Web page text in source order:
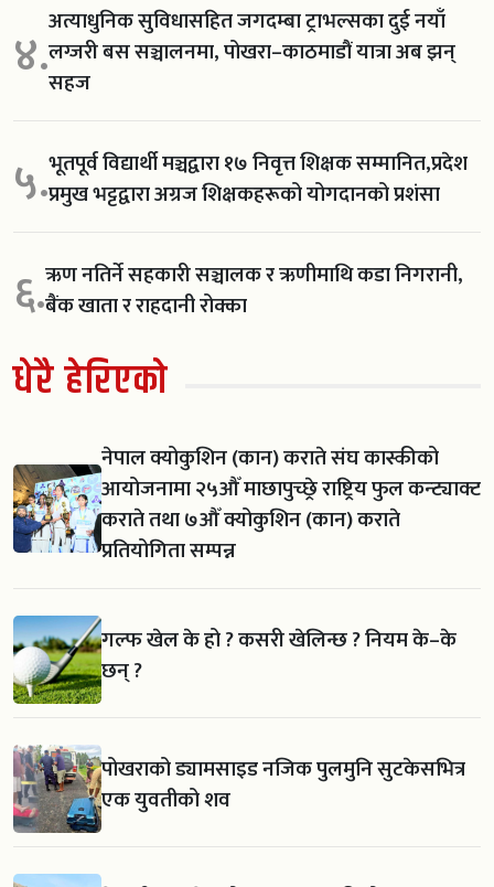
४.अत्याधुनिक सुविधासहित जगदम्बा ट्राभल्सका दुई नयाँ
लग्जरी बस सञ्चालनमा, पोखरा–काठमाडौं यात्रा अब झन्
सहज
५.भूतपूर्व विद्यार्थी मञ्चद्वारा १७ निवृत्त शिक्षक सम्मानित,प्रदेश
प्रमुख भट्टद्वारा अग्रज शिक्षकहरूको योगदानको प्रशंसा
६.ऋण नतिर्ने सहकारी सञ्चालक र ऋणीमाथि कडा निगरानी,
बैंक खाता र राहदानी रोक्का
धेरै हेरिएको
नेपाल क्योकुशिन (कान) कराते संघ कास्कीको
आयोजनामा २५औँ माछापुच्छ्रे राष्ट्रिय फुल कन्ट्याक्ट
कराते तथा ७औँ क्योकुशिन (कान) कराते
प्रतियोगिता सम्पन्न
गल्फ खेल के हो ? कसरी खेलिन्छ ? नियम के–के
छन् ?
पोखराको ड्यामसाइड नजिक पुलमुनि सुटकेसभित्र
एक युवतीको शव